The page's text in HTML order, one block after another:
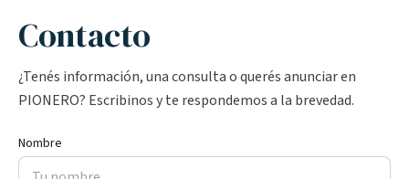
Contacto
¿Tenés información, una consulta o querés anunciar en
PIONERO? Escribinos y te respondemos a la brevedad.
Nombre